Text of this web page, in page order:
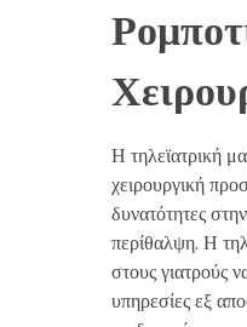
Η τηλεϊατρική
χειρουργική
δυνατότητες
περίθαλψη. Η
στους γιατρούς
υπηρεσίες εξ